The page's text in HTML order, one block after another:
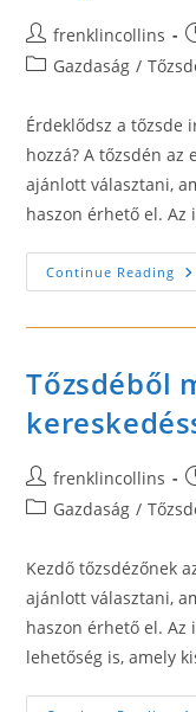
Post
author:
frenklincollins
PostGazdaság /
Érdeklődsz a tőzsde
hozzá? A tőzsdén az
ajánlott választani,
haszon érhető el.
Continue Reading
Tőzsdéből
Post
author:
frenklincollins
PostGazdaság /
Kezdő tőzsdézőnek
ajánlott választani,
haszon érhető el. Az
lehetőség is, amely